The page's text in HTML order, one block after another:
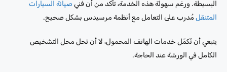
البسيطة. ورغم سهولة هذه الخدمة، تأكد من أن فني صيانة السيارات
المتنقل مُدرب على التعامل مع أنظمة مرسيدس بشكل صحيح.
ينبغي أن تُكمّل خدمات الهاتف المحمول، لا أن تحل محل التشخيص
الكامل في الورشة عند الحاجة.